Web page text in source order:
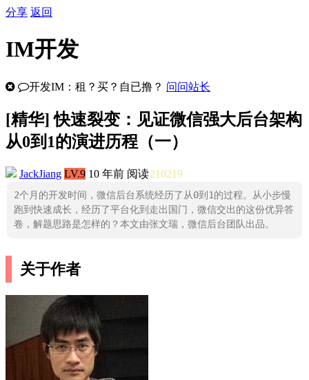
分享 返回
IM开发
开发IM：租？买？自已撸？ 问问站长
[精华] 快速裂变：见证微信强大后台架构
从0到1的演进历程（一）
JackJiang LV.9 10 年前 阅读210219
2个月的开发时间，微信后台系统经历了从0到1的过程。从小步慢
跑到快速成长，经历了平台化到走出国门，微信交出的这份优异答
卷，解题思路是怎样的？本文由张文瑞，微信后台团队出品。
关于作者